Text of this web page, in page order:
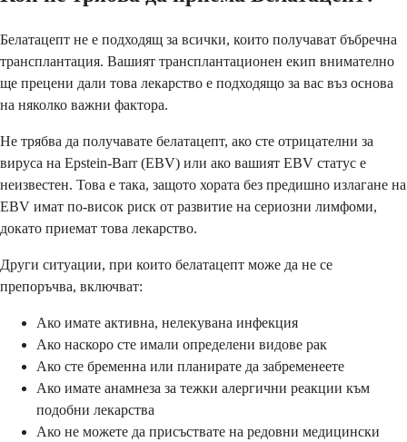
Белатацепт не е подходящ за всички, които получават бъбречна
трансплантация. Вашият трансплантационен екип внимателно
ще прецени дали това лекарство е подходящо за вас въз основа
на няколко важни фактора.
Не трябва да получавате белатацепт, ако сте отрицателни за
вируса на Epstein-Barr (EBV) или ако вашият EBV статус е
неизвестен. Това е така, защото хората без предишно излагане на
EBV имат по-висок риск от развитие на сериозни лимфоми,
докато приемат това лекарство.
Други ситуации, при които белатацепт може да не се
препоръчва, включват:
Ако имате активна, нелекувана инфекция
Ако наскоро сте имали определени видове рак
Ако сте бременна или планирате да забременеете
Ако имате анамнеза за тежки алергични реакции към
подобни лекарства
Ако не можете да присъствате на редовни медицински